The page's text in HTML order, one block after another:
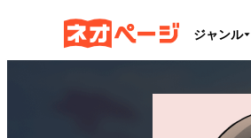
ジャンル